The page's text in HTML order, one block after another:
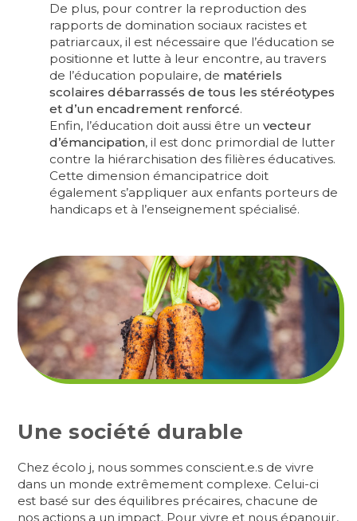
De plus, pour contrer la reproduction des
rapports de domination sociaux racistes et
patriarcaux, il est nécessaire que l’éducation se
positionne et lutte à leur encontre, au travers
de l’éducation populaire, de matériels
scolaires débarrassés de tous les stéréotypes
et d’un encadrement renforcé.
Enfin, l’éducation doit aussi être unvecteur
d’émancipation, il est donc primordial de lutter
contre la hiérarchisation des filières éducatives.
Cette dimension émancipatrice doit
également s’appliquer aux enfants porteurs de
handicaps et à l’enseignement spécialisé.
Une société durable
Chez écolo j, nous sommes conscient.e.s de vivre
dans un monde extrêmement complexe. Celui-ci
est basé sur des équilibres précaires, chacune de
nos actions a un impact. Pour vivre et nous épanouir,